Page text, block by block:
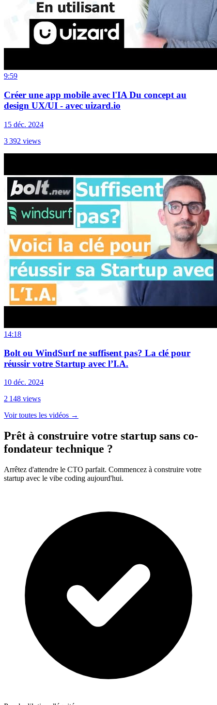
9:59
Créer une app mobile avec l'IA Du concept au
design UX/UI - avec uizard.io
15 déc. 2024
3 392 views
14:18
Bolt ou WindSurf ne suffisent pas? La clé pour
réussir votre Startup avec l’I.A.
10 déc. 2024
2 148 views
Voir toutes les vidéos →
Prêt à construire votre startup sans co-
fondateur technique ?
Arrêtez d'attendre le CTO parfait. Commencez à construire votre
startup avec le vibe coding aujourd'hui.